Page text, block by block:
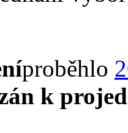
proběhlo
k